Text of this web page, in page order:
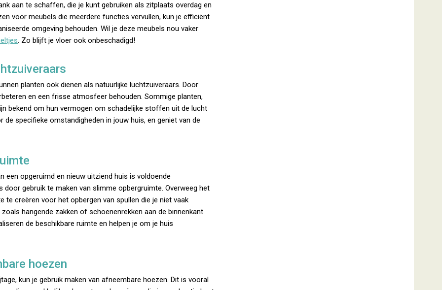
aan te schaffen, die je kunt gebruiken als zitplaats overdag en
voor meubels die meerdere functies vervullen, kun je efficiënt
omgeving behouden. Wil je deze meubels nou vaker
. Zo blijft je vloer ook onbeschadigd!
planten ook dienen als natuurlijke luchtzuiveraars. Door
en een frisse atmosfeer behouden. Sommige planten,
bekend om hun vermogen om schadelijke stoffen uit de lucht
specifieke omstandigheden in jouw huis, en geniet van de
een opgeruimd en nieuw uitziend huis is voldoende
gebruik te maken van slimme opbergruimte. Overweeg het
te creëren voor het opbergen van spullen die je niet vaak
hangende zakken of schoenenrekken aan de binnenkant
de beschikbare ruimte en helpen je om je huis
hoezen
kun je gebruik maken van afneembare hoezen. Dit is vooral